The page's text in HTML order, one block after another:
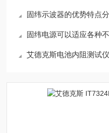
固纬示波器的优势特点
固纬电源可以适应各种
艾德克斯电池内阻测试